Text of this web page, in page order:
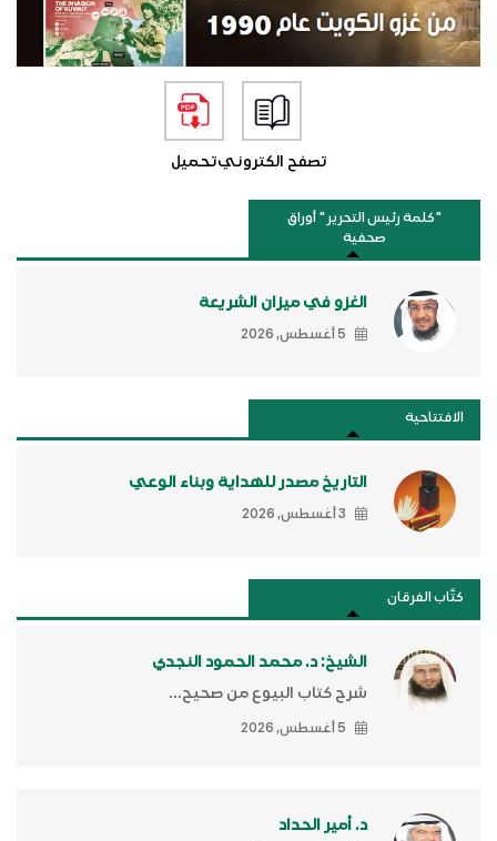
تصفح الكترونيتحميل
"كلمة رئيس التحرير " أوراق
صحفية
الغزو في ميزان الشريعة
5 أغسطس, 2026
الافتتاحية
التاريخ مصدر للهداية وبناء الوعي
3 أغسطس, 2026
كتَّاب الفرقان
الشيخ: د. محمد الحمود النجدي
شرح كتاب البيوع من صحيح...
5 أغسطس, 2026
د. أمير الحداد